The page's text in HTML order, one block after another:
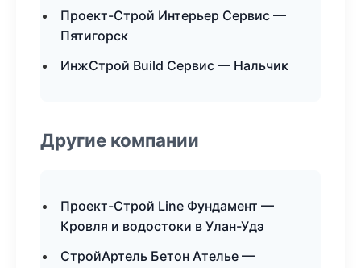
Проект-Строй Интерьер Сервис —
Пятигорск
ИнжСтрой Build Сервис — Нальчик
Другие компании
Проект-Строй Line Фундамент —
Кровля и водостоки в Улан-Удэ
СтройАртель Бетон Ателье —